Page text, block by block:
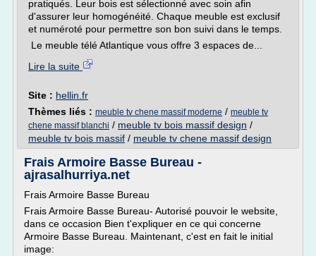
pratiqués. Leur bois est sélectionné avec soin afin
d'assurer leur homogénéité. Chaque meuble est exclusif
et numéroté pour permettre son bon suivi dans le temps.
Le meuble télé Atlantique vous offre 3 espaces de...
Lire la suite
Site : hellin.fr
Thèmes liés : meuble tv chene massif moderne / meuble tv
chene massif blanchi / meuble tv bois massif design /
meuble tv bois massif / meuble tv chene massif design
Frais Armoire Basse Bureau -
ajrasalhurriya.net
Frais Armoire Basse Bureau
Frais Armoire Basse Bureau- Autorisé pouvoir le website,
dans ce occasion Bien t'expliquer en ce qui concerne
Armoire Basse Bureau. Maintenant, c'est en fait le initial
image: